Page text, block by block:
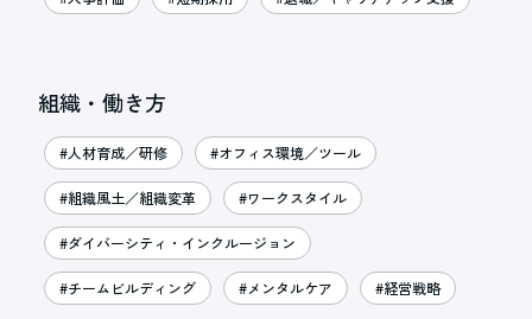
組織・働き方
#人材育成／研修 #オフィス環境／ツール
#組織風土／組織変革 #ワークスタイル
#ダイバーシティ・インクルージョン
#チームビルディング #メンタルケア #経営戦略